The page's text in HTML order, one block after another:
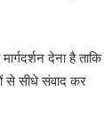
देना है ताकि
से सीधे संवाद कर